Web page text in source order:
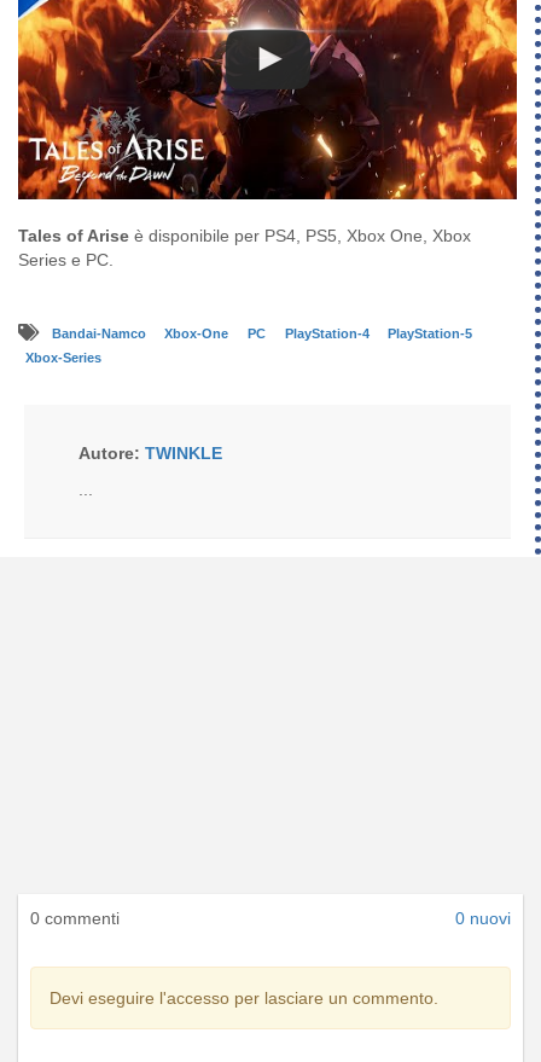
Tales of Arise è disponibile per PS4, PS5, Xbox One, Xbox
Series e PC.
Bandai-Namco Xbox-One PC PlayStation-4
PlayStation-5
Xbox-Series
Autore: TWINKLE
0 commenti 0 nuovi
Devi eseguire l'accesso per lasciare un commento.